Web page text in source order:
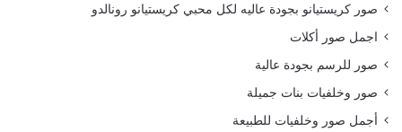
صور كريستيانو بجودة عاليه لكل محبي كريستيانو رونالدو
اجمل صور أكلات
صور للرسم بجودة عالية
صور وخلفيات بنات جميلة
أجمل صور وخلفيات للطبيعة